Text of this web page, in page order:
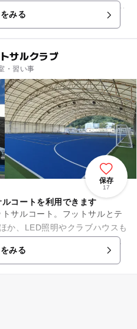
みる
サルクラブ
・習い事
保存
17
コートを利用できます
サルコート。フットサルとテ
か、LED照明やクラブハウスも
ットサルチームや楽しくボー
みる